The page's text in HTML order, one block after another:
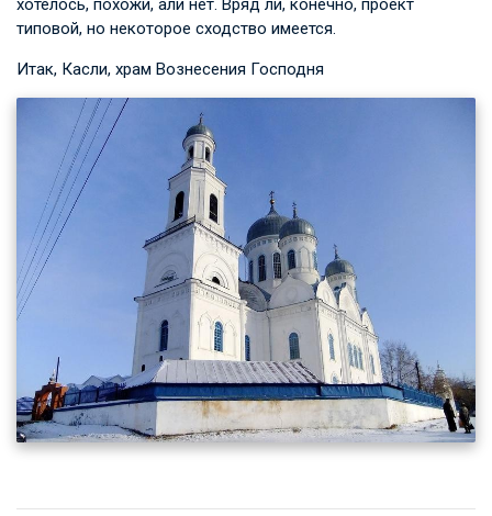
хотелось, похожи, али нет. Вряд ли, конечно, проект
типовой, но некоторое сходство имеется.
Итак, Касли, храм Вознесения Господня